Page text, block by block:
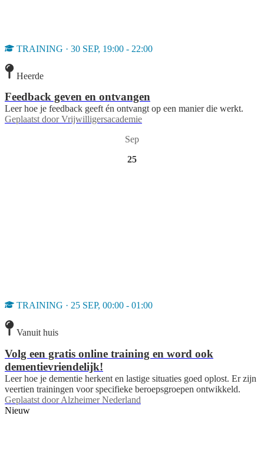
TRAINING · 30 SEP, 19:00 - 22:00
Heerde
Feedback geven en ontvangen
Leer hoe je feedback geeft én ontvangt op een manier die werkt.
Geplaatst door Vrijwilligersacademie
Sep
25
TRAINING · 25 SEP, 00:00 - 01:00
Vanuit huis
Volg een gratis online training en word ook
dementievriendelijk!
Leer hoe je dementie herkent en lastige situaties goed oplost. Er zijn
veertien trainingen voor specifieke beroepsgroepen ontwikkeld.
Geplaatst door Alzheimer Nederland
Nieuw